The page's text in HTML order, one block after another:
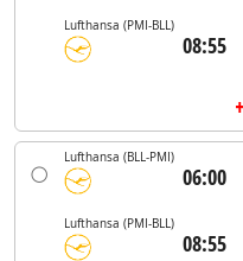
Lufthansa (PMI-BLL)
08:55
Lufthansa (BLL-PMI)
06:00
Lufthansa (PMI-BLL)
08:55